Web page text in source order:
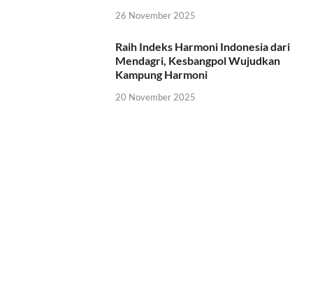
26 November 2025
Raih Indeks Harmoni Indonesia dari
Mendagri, Kesbangpol Wujudkan
Kampung Harmoni
20 November 2025